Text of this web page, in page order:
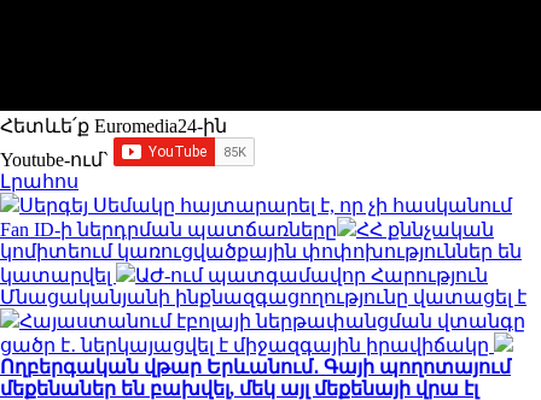
Հետևե՛ք Euromedia24-ին
Youtube-ում`
Լրահոս
Սերգեյ Սեմակը հայտարարել է, որ չի հասկանում
Fan ID-ի ներդրման պատճառները
ՀՀ քննչական
կոմիտեում կառուցվածքային փոփոխություններ են
կատարվել
ԱԺ-ում պատգամավոր Հարություն
Մնացականյանի ինքնազգացողությունը վատացել է
Հայաստանում էբոլայի ներթափանցման վտանգը
ցածր է․ ներկայացվել է միջազգային իրավիճակը
Ողբերգական վթար Երևանում․ Գայի պողոտայում
մեքենաներ են բախվել, մեկ այլ մեքենայի վրա էլ